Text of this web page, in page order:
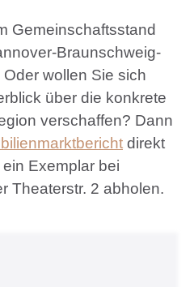
Gemeinschaftsstand
Braunschweig-
wollen Sie sich
über die konkrete
verschaffen? Dann
direkt
Exemplar bei
Theaterstr. 2 abholen.